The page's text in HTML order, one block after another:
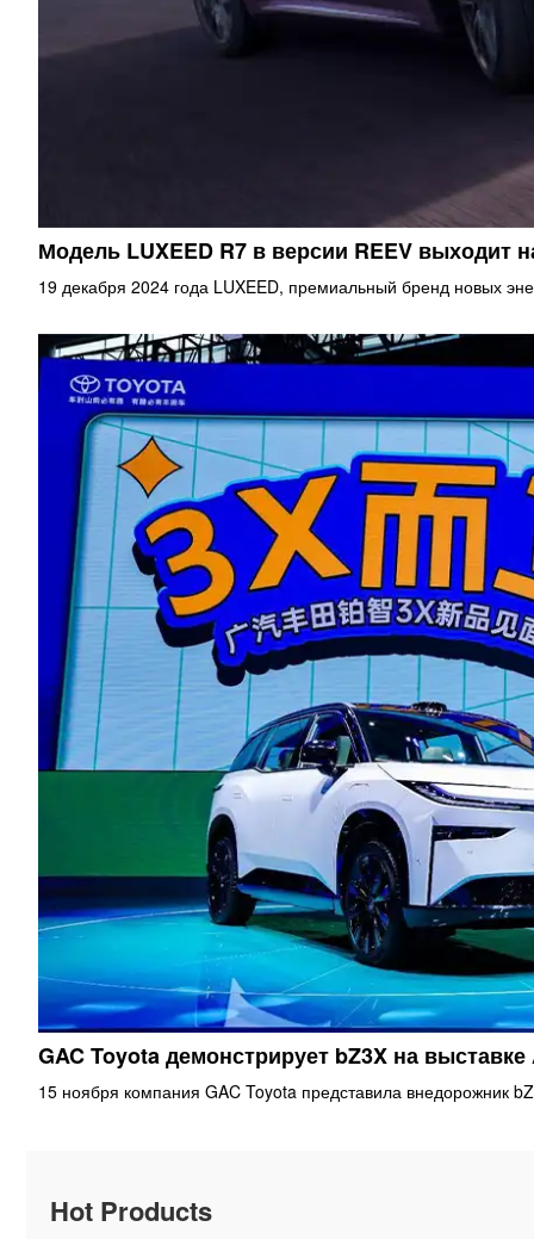
Модель LUXEED R7 в версии REEV выходит
19 декабря 2024 года LUXEED, премиальный бренд новых
GAC Toyota демонстрирует bZ3X на
15 ноября компания GAC Toyota представила внедорожник
Hot Products